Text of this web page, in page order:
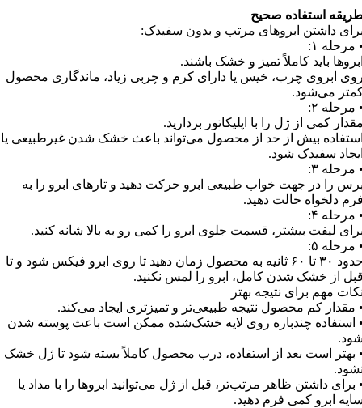
استفاده صحیح
داشتن ابروهای مرتب و بدون سفیدک:
مرحله ۱:
باید کاملاً تمیز و خشک باشند.
ابروی چرب، خیس یا دارای کرم و چربی زیاد، ماندگاری محصول
می‌شود.
مرحله ۲:
کمی از ژل را با اپلیکاتور بردارید.
بیش از حد از محصول می‌تواند باعث خشک شدن غیرطبیعی یا
سفیدک شود.
مرحله ۳:
را در جهت خواب طبیعی ابرو حرکت دهید و تارهای ابرو را به
دلخواه حالت دهید.
مرحله ۴:
لیفت بیشتر، قسمت جلوی ابرو را کمی رو به بالا شانه کنید.
مرحله ۵:
حدود ۳۰ تا ۶۰ ثانیه به محصول زمان دهید تا روی ابرو فیکس شود و تا
از خشک شدن کامل، ابرو را لمس نکنید.
مهم برای نتیجه بهتر
مقدار کم محصول نتیجه طبیعی‌تر و تمیزتری ایجاد می‌کند.
استفاده چندباره روی لایه خشک‌شده ممکن است باعث پوسته شدن
بهتر است بعد از استفاده، درب محصول کاملاً بسته شود تا ژل خشک
برای داشتن ظاهر مرتب‌تر، قبل از ژل می‌توانید ابروها را با مداد یا
ابرو کمی فرم دهید.